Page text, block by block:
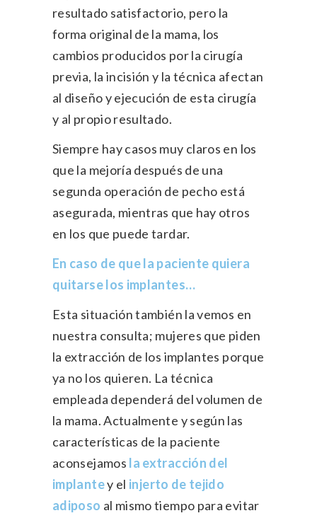
resultado satisfactorio, pero la
forma original de la mama, los
cambios producidos por la cirugía
previa, la incisión y la técnica afectan
al diseño y ejecución de esta cirugía
y al propio resultado.
Siempre hay casos muy claros en los
que la mejoría después de una
segunda operación de pecho está
asegurada, mientras que hay otros
en los que puede tardar.
En caso de que la paciente quiera
quitarse los implantes…
Esta situación también la vemos en
nuestra consulta; mujeres que piden
la extracción de los implantes porque
ya no los quieren. La técnica
empleada dependerá del volumen de
la mama. Actualmente y según las
características de la paciente
aconsejamos la extracción del
implantey el injerto de tejido
adiposo al mismo tiempo para evitar